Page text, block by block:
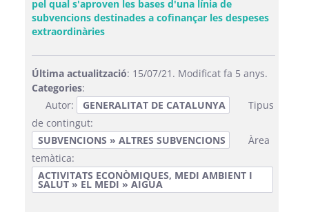
pel qual s'aproven les bases d'una línia de
subvencions destinades a cofinançar les despeses
extraordinàries(Obre una finestra nova)
Última actualització: 15/07/21. Modificat fa 5 anys.
Categories:
Autor:
GENERALITAT DE CATALUNYA
Tipus
de contingut:
SUBVENCIONS » ALTRES SUBVENCIONS
Àrea
temàtica:
ACTIVITATS ECONÒMIQUES, MEDI AMBIENT I
SALUT » EL MEDI » AIGUA